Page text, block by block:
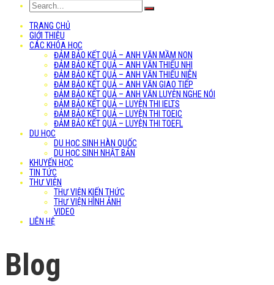
TRANG CHỦ
GIỚI THIỆU
CÁC KHÓA HỌC
ĐẢM BẢO KẾT QUẢ – ANH VĂN MẦM NON
ĐẢM BẢO KẾT QUẢ – ANH VĂN THIẾU NHI
ĐẢM BẢO KẾT QUẢ – ANH VĂN THIẾU NIÊN
ĐẢM BẢO KẾT QUẢ – ANH VĂN GIAO TIẾP
ĐẢM BẢO KẾT QUẢ – ANH VĂN LUYỆN NGHE NÓI
ĐẢM BẢO KẾT QUẢ – LUYỆN THI IELTS
ĐẢM BẢO KẾT QUẢ – LUYỆN THI TOEIC
ĐẢM BẢO KẾT QUẢ – LUYỆN THI TOEFL
DU HỌC
DU HỌC SINH HÀN QUỐC
DU HỌC SINH NHẬT BẢN
KHUYẾN HỌC
TIN TỨC
THƯ VIỆN
THƯ VIỆN KIẾN THỨC
THƯ VIỆN HÌNH ẢNH
VIDEO
LIÊN HỆ
Blog